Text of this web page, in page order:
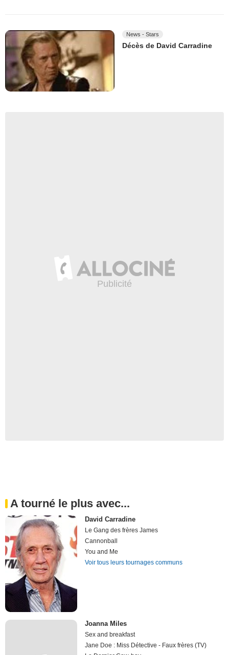
News - Stars
Décès de David Carradine
A tourné le plus avec...
David Carradine
Le Gang des frères James
Cannonball
You and Me
Voir tous leurs tournages communs
Joanna Miles
Sex and breakfast
Jane Doe : Miss Détective - Faux frères (TV)